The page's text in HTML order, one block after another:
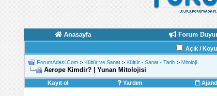
Anasayfa Forum
Açık /
ForumAdasi.Com > Kültür ve Sanat > Kültür - Sanat - Tarih > Mitoloji
Aerope Kimdir? | Yunan Mitolojisi
Kayıt ol Yardım